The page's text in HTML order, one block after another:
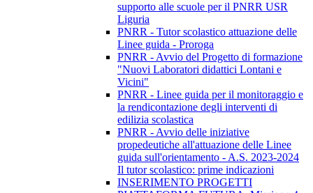
supporto alle scuole per il PNRR USR
Liguria
PNRR - Tutor scolastico attuazione delle
Linee guida - Proroga
PNRR - Avvio del Progetto di formazione
"Nuovi Laboratori didattici Lontani e
Vicini"
PNRR - Linee guida per il monitoraggio e
la rendicontazione degli interventi di
edilizia scolastica
PNRR - Avvio delle iniziative
propedeutiche all'attuazione delle Linee
guida sull'orientamento - A.S. 2023-2024
Il tutor scolastico: prime indicazioni
INSERIMENTO PROGETTI